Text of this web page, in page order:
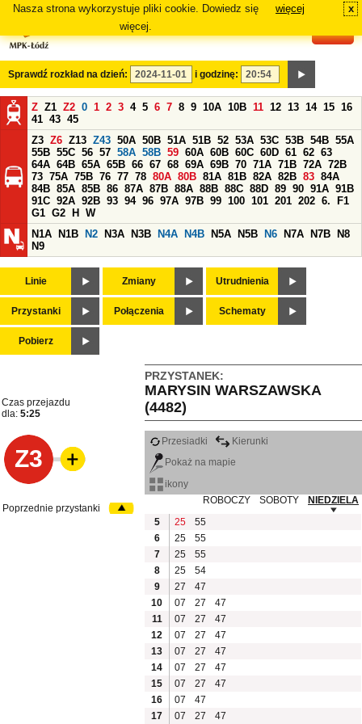
Nasza strona wykorzystuje pliki cookie. Dowiedz się
więcej.
więcej x
Sprawdź rozkład na dzień: i godzinę:
Z Z1 Z2 0 1 2 3 4 5 6 7 8 9 10A 10B 11 12 13 14 15 16
41 43 45
Z3 Z6 Z13 Z43 50A 50B 51A 51B 52 53A 53C 53B 54B 55A
55B 55C 56 57 58A 58B 59 60A 60B 60C 60D 61 62 63
64A 64B 65A 65B 66 67 68 69A 69B 70 71A 71B 72A 72B
73 75A 75B 76 77 78 80A 80B 81A 81B 82A 82B 83 84A
84B 85A 85B 86 87A 87B 88A 88B 88C 88D 89 90 91A 91B
91C 92A 92B 93 94 96 97A 97B 99 100 101 201 202 6.
F1
G1 G2 H
W
N1A
N1B N2 N3A N3B N4A N4B N5A N5B N6 N7A N7B
N8
N9
Linie Zmiany Utrudnienia
Przystanki Połączenia Schematy
Pobierz
PRZYSTANEK:
MARYSIN WARSZAWSKA
(4482)
Czas przejazdu
dla: 5:25
Z3
Przesiadki
Kierunki
Pokaż na mapie
ikony
ROBOCZY
SOBOTY
NIEDZIELA
5
25
55
6
25
55
7
25
55
8
25
54
9
27
47
10
07 27
47
11
07 27
47
12
07 27
47
13
07 27
47
14
07 27
47
15
07 27
47
16
07
47
17
07 27 47
Poprzednie przystanki